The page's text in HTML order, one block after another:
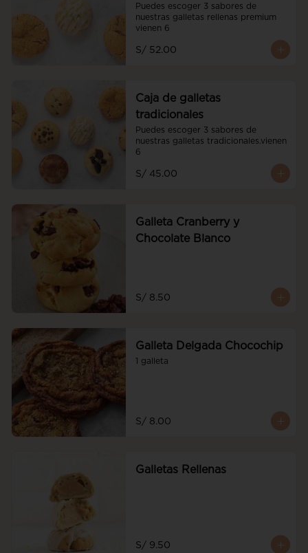
Puedes escoger 3 sabores de
nuestras galletas rellenas premium
vienen 6
S/ 52.00
Caja de galletas
tradicionales
Puedes escoger 3 sabores de
nuestras galletas tradicionales.vienen
6
S/ 45.00
Galleta Cranberry y
Chocolate Blanco
S/ 8.50
Galleta Delgada Chocochip
1 galleta
S/ 8.00
Galletas Rellenas
S/ 9.50